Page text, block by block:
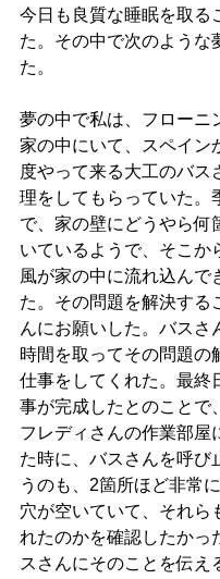
今日も良質な睡眠を取る
た。その中で次のような
た。
夢の中で私は、フローニ
家の中にいて、スペイン
度やって来る大工のバス
理をしてもらっていた。
で、家の壁にどうやら何
いているようで、そこか
風が家の中に流れ込んで
た。その問題を解決する
んにお願いした。バスさ
時間を取ってその問題の
仕事をしてくれた。最終
事が完成したとのことで
フレディさんの作業部屋
た時に、バスさんを呼び
うのも、2箇所ほど非常
穴が空いていて、それら
れたのかを確認したかっ
スさんにそのことを伝え